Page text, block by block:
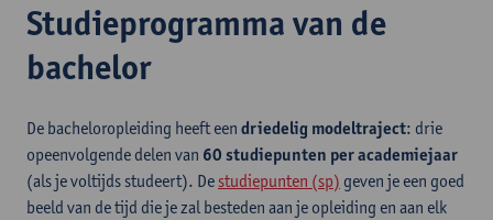
Studieprogramma van de
bachelor
De bacheloropleiding heeft een driedelig modeltraject: drie
opeenvolgende delen van 60 studiepunten per academiejaar
(als je voltijds studeert). De studiepunten (sp) geven je een goed
beeld van de tijd die je zal besteden aan je opleiding en aan elk